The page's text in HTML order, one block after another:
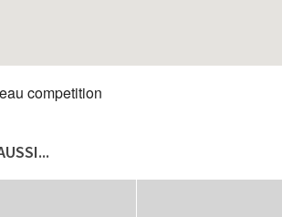
competition